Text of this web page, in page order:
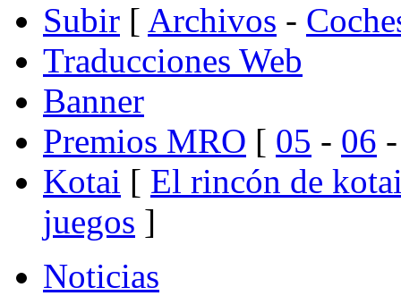
Subir [ Archivos -
Traducciones Web
Banner
Premios MRO [ 05 - 06
Kotai [ El rincón de
juegos ]
Noticias